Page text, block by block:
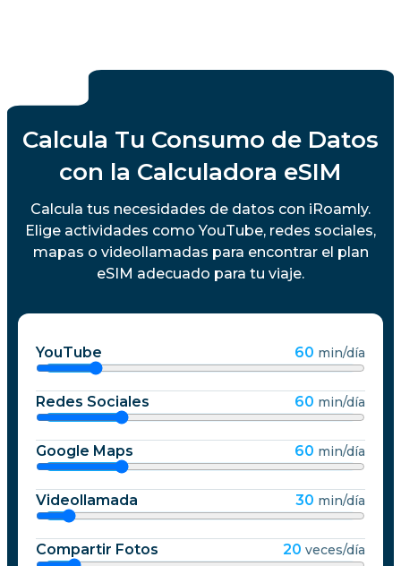
Calcula Tu Consumo de Datos
con la Calculadora eSIM
Calcula tus necesidades de datos con iRoamly.
Elige actividades como YouTube, redes sociales,
mapas o videollamadas para encontrar el plan
eSIM adecuado para tu viaje.
YouTube 60 min/día
Redes Sociales 60 min/día
Google Maps 60 min/día
Videollamada 30 min/día
Compartir Fotos 20 veces/día